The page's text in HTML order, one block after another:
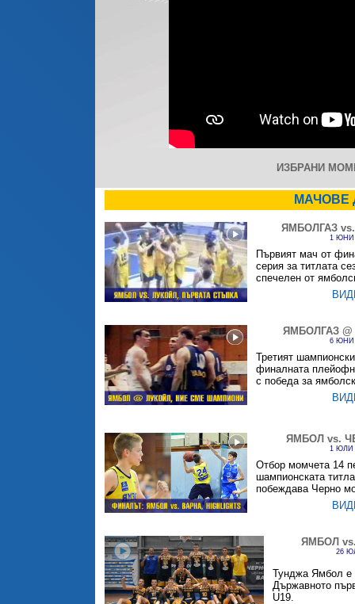
ИЗБРАНИ
МАЧОВЕ
ЯМБОЛГАЗ
1 ЮНИ
Първият мач от
серия за титлата
спечелен от
ЯМБОЛГАЗ
6 ЮНИ
Третият
финалната
с победа за
ЯМБОЛ vs.
1 ЮЛИ
Отбор момчета 14
шампионската
побеждава Черно
ЯМБОЛ
26
Тунджа Ямбол е
Държавното
U19.